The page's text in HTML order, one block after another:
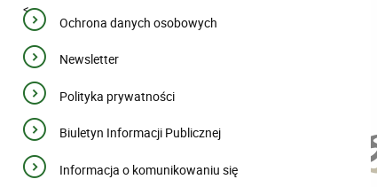
<
Ochrona danych osobowych
Newsletter
Polityka prywatności
Biuletyn Informacji Publicznej
Informacja o komunikowaniu się